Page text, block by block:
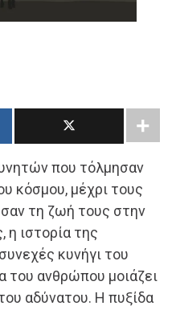
που τόλμησαν
κόσμου, μέχρι τους
τη ζωή τους στην
η ιστορία της
κυνήγι του
του ανθρώπου μοιάζει
αδύνατου. Η πυξίδα